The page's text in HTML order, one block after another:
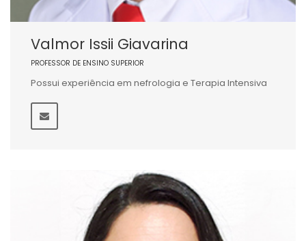
Valmor Issii Giavarina
PROFESSOR DE ENSINO SUPERIOR
Possui experiência em nefrologia e Terapia Intensiva